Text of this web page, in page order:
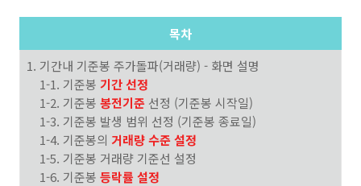
목차
1. 기간내 기준봉 주가돌파(거래량) - 화면 설명
1-1. 기준봉 기간 선정
1-2. 기준봉 봉전기준 선정 (기준봉 시작일)
1-3. 기준봉 발생 범위 선정 (기준봉 종료일)
1-4. 기준봉의 거래량 수준 설정
1-5. 기준봉 거래량 기준선 설정
1-6. 기준봉 등락률 설정